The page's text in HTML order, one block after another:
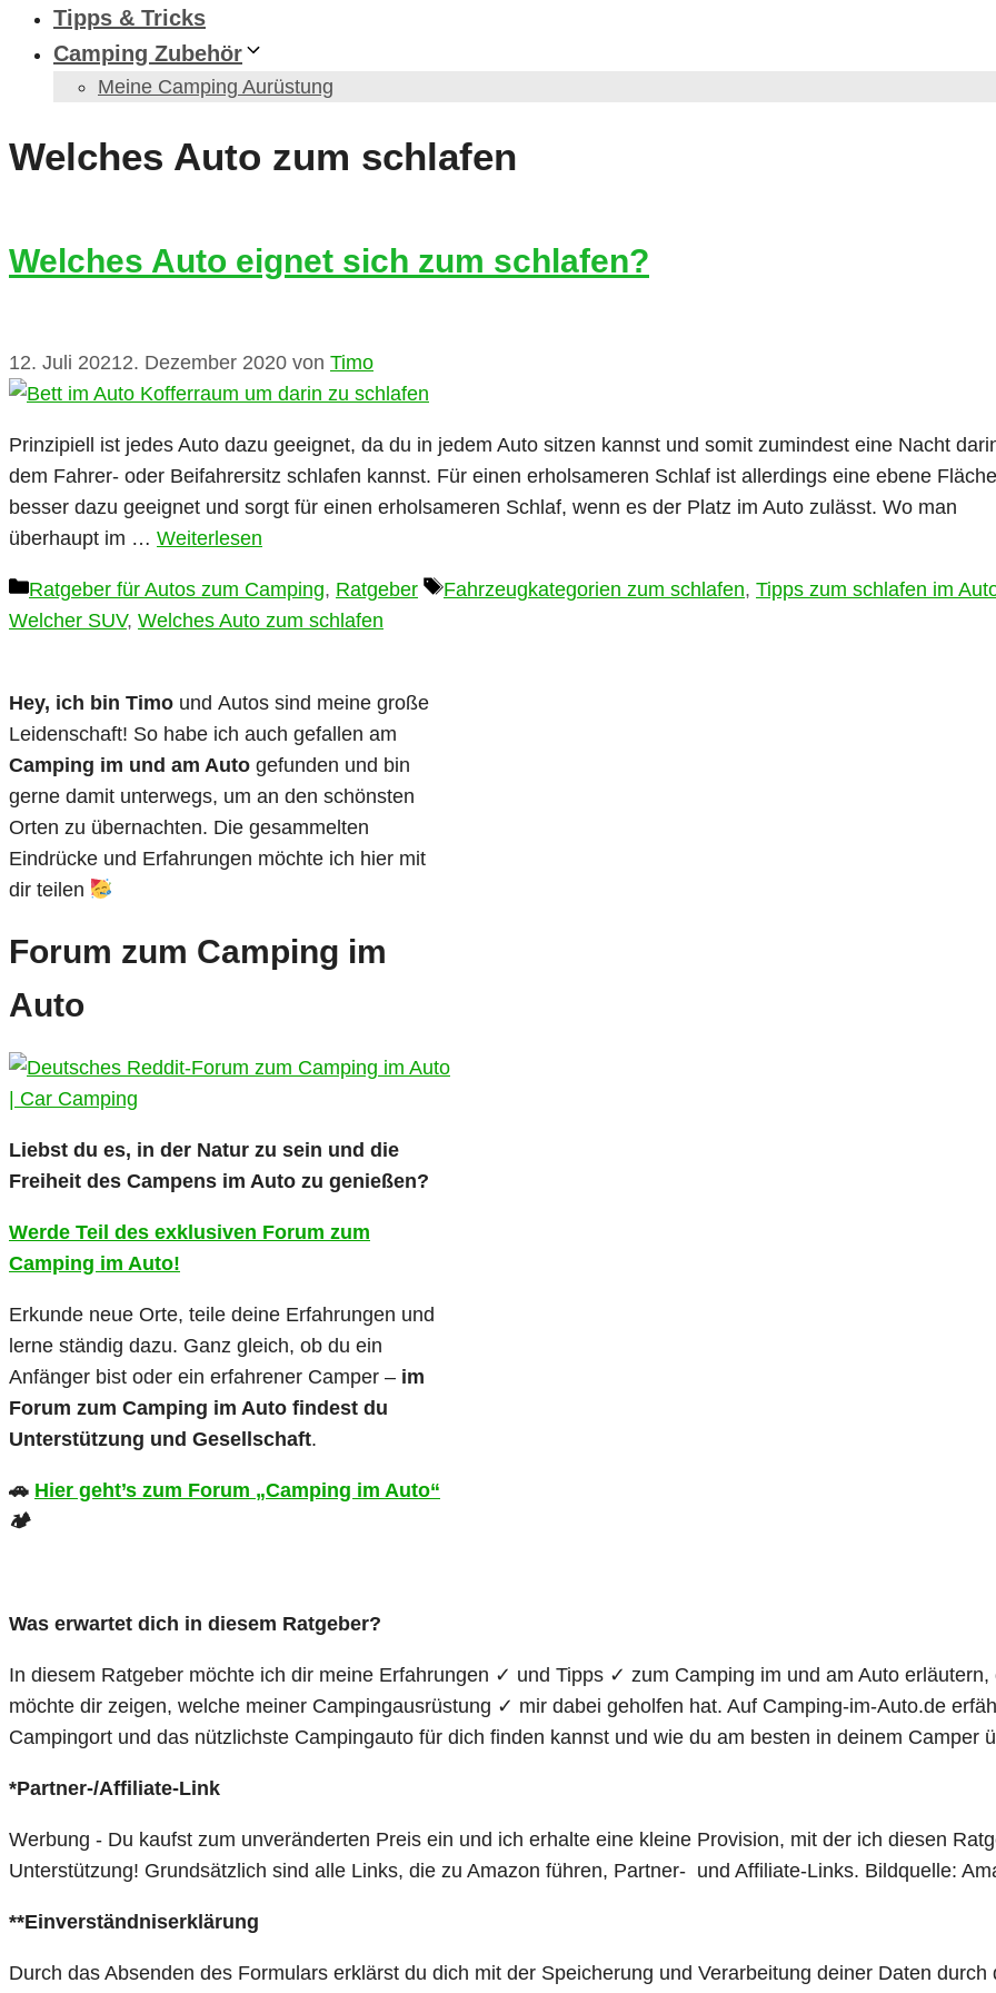
Tipps & Tricks
Camping Zubehör
Meine Camping Aurüstung
Welches Auto zum schlafen
Welches Auto eignet sich zum schlafen?
12. Juli 20212. Dezember 2020 von Timo
Prinzipiell ist jedes Auto dazu geeignet, da du in jedem Auto sitzen kannst und somit zumindest eine Nacht
dem Fahrer- oder Beifahrersitz schlafen kannst. Für einen erholsameren Schlaf ist allerdings eine ebene Fläche
besser dazu geeignet und sorgt für einen erholsameren Schlaf, wenn es der Platz im Auto zulässt. Wo man
überhaupt im … Weiterlesen
Kategorien
Ratgeber für Autos zum Camping, Ratgeber Schlagwörter
Fahrzeugkategorien zum schlafen, Tipps zum schlafen im
Welcher SUV, Welches Auto zum schlafen
Hey, ich bin Timo und Autos sind meine große
Leidenschaft! So habe ich auch gefallen am
Camping im und am Auto gefunden und bin
gerne damit unterwegs, um an den schönsten
Orten zu übernachten. Die gesammelten
Eindrücke und Erfahrungen möchte ich hier mit
dir teilen
Forum zum Camping im
Auto
Liebst du es, in der Natur zu sein und die
Freiheit des Campens im Auto zu genießen?
Werde Teil des exklusiven Forum zum
Camping im Auto!
Erkunde neue Orte, teile deine Erfahrungen und
lerne ständig dazu. Ganz gleich, ob du ein
Anfänger bist oder ein erfahrener Camper – im
Forum zum Camping im Auto findest du
Unterstützung und Gesellschaft.
🚗 Hier geht’s zum Forum „Camping im Auto“
🏕️
Was erwartet dich in diesem Ratgeber?
In diesem Ratgeber möchte ich dir meine Erfahrungen ✓ und Tipps ✓ zum Camping im und am Auto
möchte dir zeigen, welche meiner Campingausrüstung ✓ mir dabei geholfen hat. Auf Camping-im-Auto.de
Campingort und das nützlichste Campingauto für dich finden kannst und wie du am besten in deinem Camper
*Partner-/Affiliate-Link
Werbung - Du kaufst zum unveränderten Preis ein und ich erhalte eine kleine Provision, mit der ich diesen
Unterstützung! Grundsätzlich sind alle Links, die zu Amazon führen, Partner- und Affiliate-Links. Bildquelle:
**Einverständniserklärung
Durch das Absenden des Formulars erklärst du dich mit der Speicherung und Verarbeitung deiner Daten